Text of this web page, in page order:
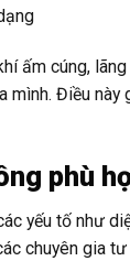
ấm cúng,
Điều
phù
yếu tố như
chuyên gia